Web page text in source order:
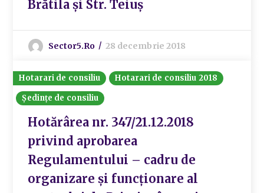
Brătila şi Str. Teiuş
Sector5.ro 28 decembrie 2018
Hotarari de consiliu
Hotarari de consiliu 2018
Ședințe de consiliu
Hotărârea nr. 347/21.12.2018
privind aprobarea
Regulamentului – cadru de
organizare și funcționare al